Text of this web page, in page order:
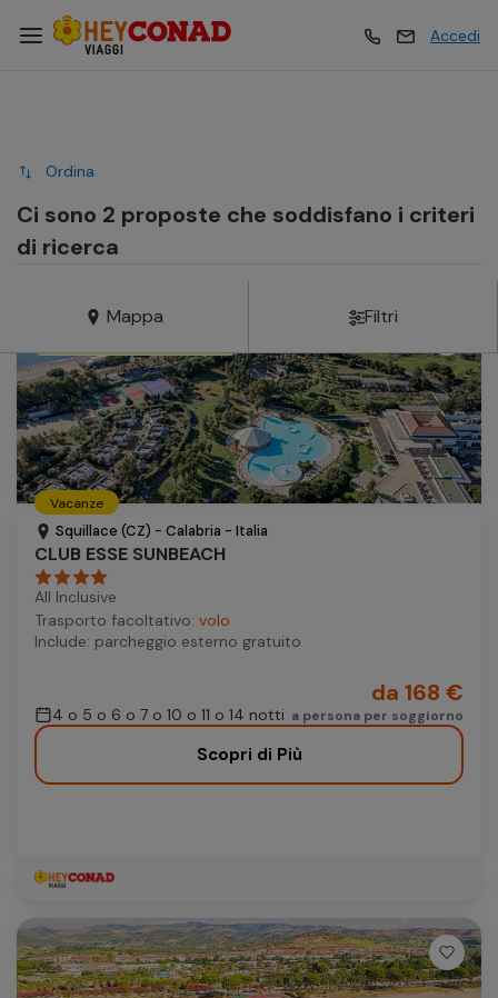
Esperienze
Crociere
Traghetti
Autonoleggio
Parcheggio
Accedi
Esperienze
Crociere
Traghetti
Autonoleggio
Parcheggio
Mappa Filtri
Ordina
Ci sono 2 proposte che soddisfano i criteri
di ricerca
Vacanze
Squillace (CZ) - Calabria - Italia
CLUB ESSE SUNBEACH
All Inclusive
Trasporto facoltativo: volo
Include: parcheggio esterno gratuito
4 o 5 o 6 o 7 o 10 o 11 o 14 notti
da 168 €
a persona per soggiorno
Scopri di Più